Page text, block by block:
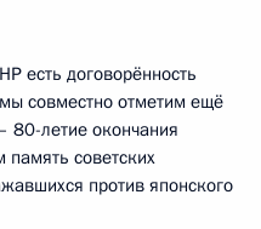
есть договорённость
совместно отметим ещё
80-летие окончания
советских
против японского